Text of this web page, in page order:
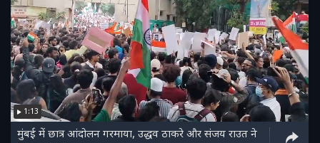
1:13
मुंबई में छात्र आंदोलन गरमाया, उद्धव ठाकरे और संजय राउत ने